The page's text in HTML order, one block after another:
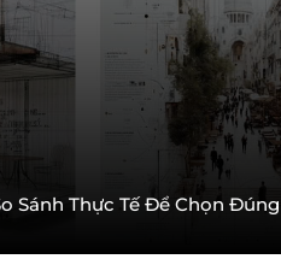
Sánh Thực Tế Để Chọn Đúng